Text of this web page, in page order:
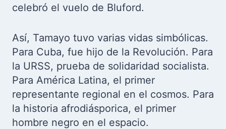
celebró el vuelo de Bluford.
Así, Tamayo tuvo varias vidas simbólicas.
Para Cuba, fue hijo de la Revolución. Para
la URSS, prueba de solidaridad socialista.
Para América Latina, el primer
representante regional en el cosmos. Para
la historia afrodiásporica, el primer
hombre negro en el espacio.